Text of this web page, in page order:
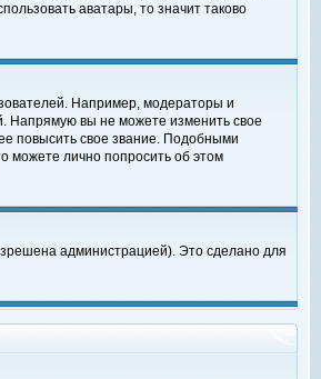
аватары, то значит таково
Например, модераторы и
Напрямую вы не можете изменить свое
повысить свое звание. Подобными
можете лично попросить об этом
администрацией). Это сделано для